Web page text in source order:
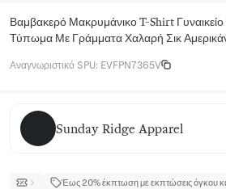
Βαμβακερό Μακρυμάνικο T-Shirt
Τύπωμα Με Γράμματα Χαλαρή Σικ
Αναγνωριστικό SPU: EVFPN7365V
Sunday Ridge Apparel
Sunday Ridge Apparel
Έως 20% έκπτωση με εκπτώσεις όγκου